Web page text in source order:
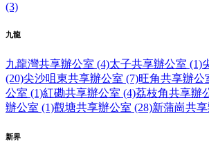
(3)
九龍
九龍灣共享辦公室 (4)太子共享辦公室 (1)
(20)尖沙咀東共享辦公室 (7)旺角共享辦公
公室 (1)紅磡共享辦公室 (4)荔枝角共享辦
辦公室 (1)觀塘共享辦公室 (28)新蒲崗共
新界